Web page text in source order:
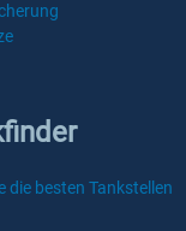
die besten Tankstellen